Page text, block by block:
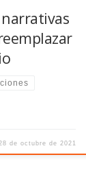
28 de octubre de 2021